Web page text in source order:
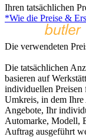
Ihren tatsächlichen
*Wie die Preise &
Die verwendeten
Die tatsächlichen
basieren auf
individuellen
Umkreis, in dem
Angebote, Ihr
Automarke, Modell,
Auftrag ausgeführt